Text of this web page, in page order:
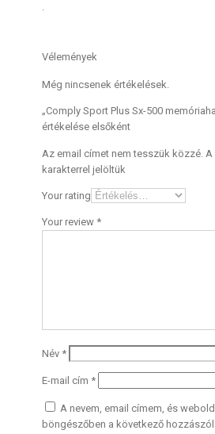
.
Vélemények
Még nincsenek értékelések.
„Comply Sport Plus Sx-500
értékelése elsőként
Az email címet nem tesszük közzé. A
karakterrel jelöltük
Your rating
Your review *
Név *
E-mail cím *
A nevem, email címem, és
böngészőben a következő